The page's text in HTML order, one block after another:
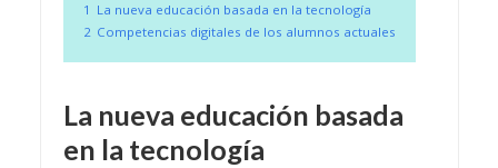
1 La nueva educación basada en la tecnología
2 Competencias digitales de los alumnos actuales
La nueva educación basada
en la tecnología